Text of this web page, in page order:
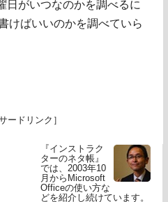
日がいつなのかを調べるに
けばいいのかを調べていら
ードリンク］
『インストラク
ターのネタ帳』
では、2003年10
月からMicrosoft
Officeの使い方な
どを紹介し続けています。